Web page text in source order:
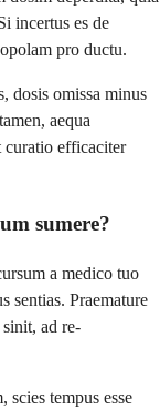
incertus es de
pro ductu.
dosis omissa minus
aequa
curatio efficaciter
sumere?
a medico tuo
sentias. Praemature
ad re-
tempus esse